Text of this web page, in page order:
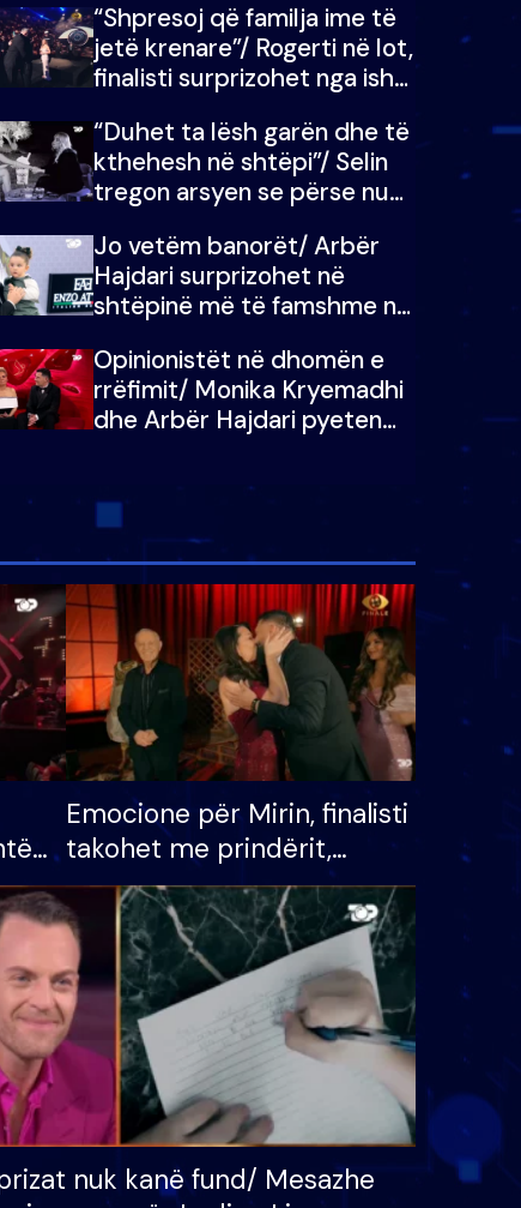
i mban dot lotët: Nuk
meritoj…
“Shpresoj që familja ime të
jetë krenare”/ Rogerti në lot,
finalisti surprizohet nga ish-
“Duhet ta lësh garën dhe të
kthehesh në shtëpi”/ Selin
tregon arsyen se përse nuk
Doja ta çoja luftën time deri
në fund
Jo vetëm banorët/ Arbër
Hajdari surprizohet në
shtëpinë më të famshme në
me vajzën e tij
Opinionistët në dhomën e
rrëfimit/ Monika Kryemadhi
dhe Arbër Hajdari pyeten
zëvendësonit njëri-tjetrin?
Emocione për Mirin, finalisti
takohet me prindërit,
vajzën dhe bashkëshorten:
S’kemi ndonjë letër divorci
apo jo?
nuk kanë fund/ Mesazhe